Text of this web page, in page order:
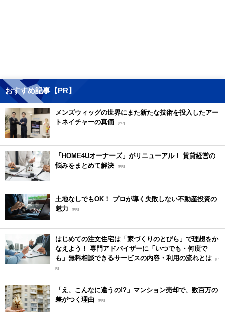
おすすめ記事【PR】
メンズウィッグの世界にまた新たな技術を投入したアー
トネイチャーの真価 [PR]
「HOME4Uオーナーズ」がリニューアル！ 賃貸経営の
悩みをまとめて解決 [PR]
土地なしでもOK！ プロが導く失敗しない不動産投資の
魅力
[PR]
はじめての注文住宅は「家づくりのとびら」で理想をか
なえよう！ 専門アドバイザーに「いつでも・何度で
も」無料相談できるサービスの内容・利用の流れとは [P
R]
「え、こんなに違うの!?」マンション売却で、数百万の
差がつく理由 [PR]